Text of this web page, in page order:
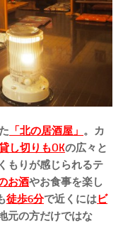
「北の居酒屋」 。カ
し切りもOKの広々と
もりが感じられるテ
お酒やお食事を楽し
徒歩6分で近くにはビ
元の方だけではな